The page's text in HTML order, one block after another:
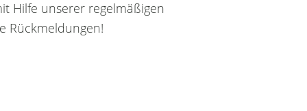
Hilfe unserer regelmäßigen
Rückmeldungen!